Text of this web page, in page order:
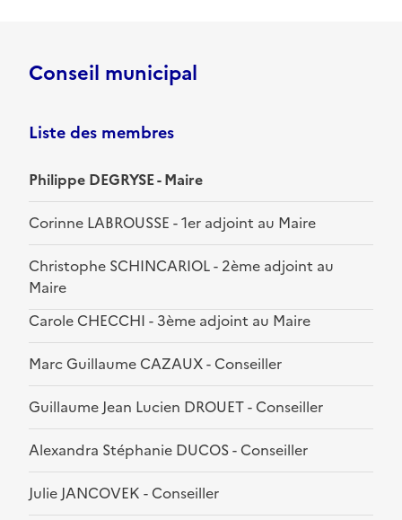
Conseil municipal
Liste des membres
Philippe DEGRYSE - Maire
Corinne LABROUSSE - 1er adjoint au Maire
Christophe SCHINCARIOL - 2ème adjoint au
Maire
Carole CHECCHI - 3ème adjoint au Maire
Marc Guillaume CAZAUX - Conseiller
Guillaume Jean Lucien DROUET - Conseiller
Alexandra Stéphanie DUCOS - Conseiller
Julie JANCOVEK - Conseiller